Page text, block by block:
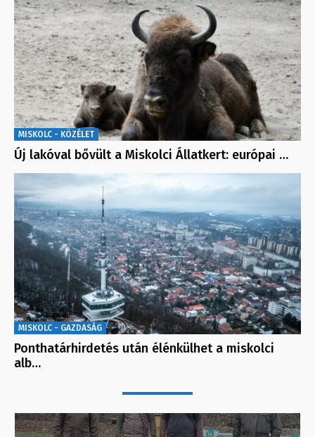
MISKOLC - KÖZÉLET
Új lakóval bővült a Miskolci Állatkert: európai …
MISKOLC - GAZDASÁG
Ponthatárhirdetés után élénkülhet a miskolci
alb…